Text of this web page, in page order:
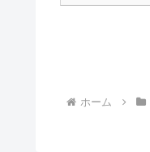
ホーム